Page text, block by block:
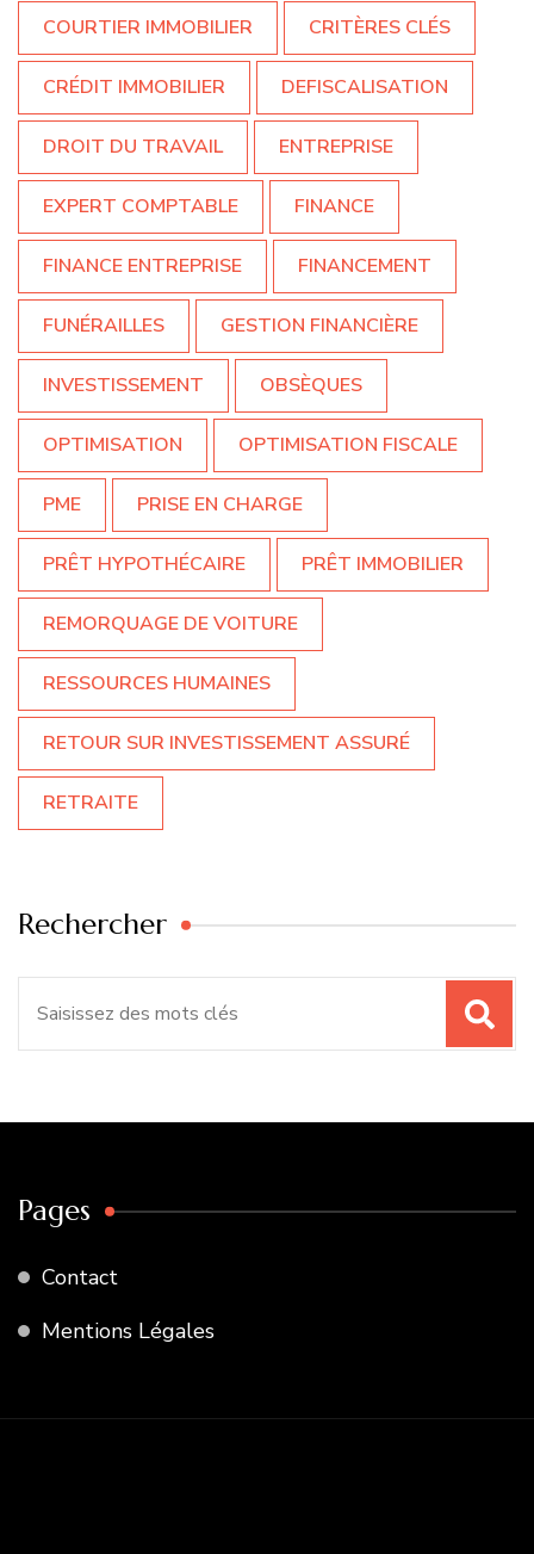
COURTIER IMMOBILIER CRITÈRES CLÉS
CRÉDIT IMMOBILIER DEFISCALISATION
DROIT DU TRAVAIL ENTREPRISE
EXPERT COMPTABLE FINANCE
FINANCE ENTREPRISE FINANCEMENT
FUNÉRAILLES GESTION FINANCIÈRE
INVESTISSEMENT OBSÈQUES
OPTIMISATION OPTIMISATION FISCALE
PME PRISE EN CHARGE
PRÊT HYPOTHÉCAIRE PRÊT IMMOBILIER
REMORQUAGE DE VOITURE
RESSOURCES HUMAINES
RETOUR SUR INVESTISSEMENT ASSURÉ
RETRAITE
Rechercher
Pages
Contact
Mentions Légales